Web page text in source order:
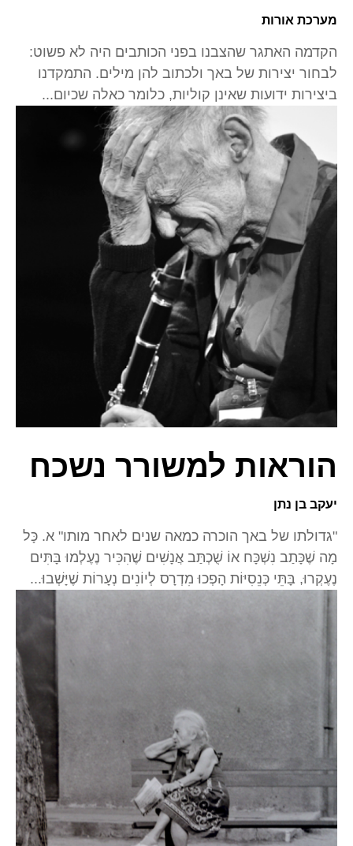
מערכת אורות
הקדמה האתגר שהצבנו בפני הכותבים היה לא פשוט:
לבחור יצירות של באך ולכתוב להן מילים. התמקדנו
ביצירות ידועות שאינן קוליות, כלומר כאלה שכיום...
הוראות למשורר נשכח
יעקב בן נתן
"גדולתו של באך הוכרה כמאה שנים לאחר מותו" א. כָּל
מָה שֶׁכָּתַב נִשְׁכָּח אוֹ שֻׁכְתַּב אֲנָשִׁים שֶׁהִכִּיר נֶעֶלְמוּ בָּתִּים
נֶעֶקְרוּ, בָּתֵּי כְּנֵסִיּוֹת הָפְכוּ מִדְרָס לְיוֹנִים נְעָרוֹת שֶׁיָּשְׁבוּ...